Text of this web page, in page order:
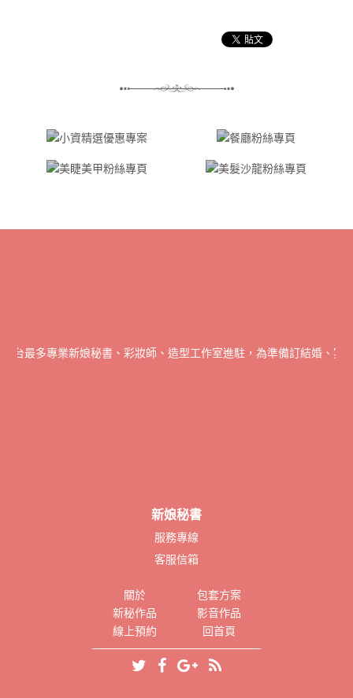
台最多專業新娘秘書、彩妝師、造型工作室進駐，為準備訂結婚、
新娘秘書
服務專線
客服信箱
關於
包套方案
新秘作品
影音作品
線上預約
回首頁